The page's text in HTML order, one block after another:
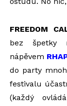
FREEDOM
bez špetky
nápěvem
do party
festivalu
(každý